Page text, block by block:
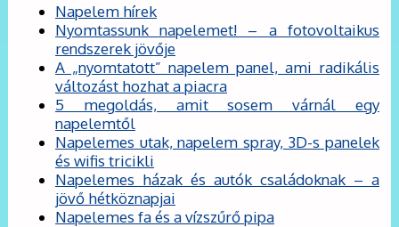
Napelem hírek
Nyomtassunk napelemet! – a fotovoltaikus
rendszerek jövője
A „nyomtatott” napelem panel, ami radikális
változást hozhat a piacra
5 megoldás, amit sosem várnál egy
napelemtől
Napelemes utak, napelem spray, 3D-s panelek
és wifis tricikli
Napelemes házak és autók családoknak – a
jövő hétköznapjai
Napelemes fa és a vízszűrő pipa